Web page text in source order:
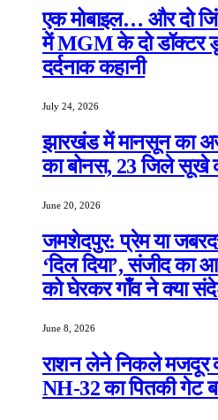
एक मोबाइल… और दो
में MGM के दो डॉक्टर
दर्दनाक कहानी
July 24, 2026
झारखंड में मानसून का
का बोनस, 23 जिले सूखे
June 20, 2026
जमशेदपुर: प्रेम या
‘दिल दिया’, संजीद का
को घेरकर गाँव ने क्या
June 8, 2026
राशन लेने निकले मजदूर
NH-32 का पितकी गेट